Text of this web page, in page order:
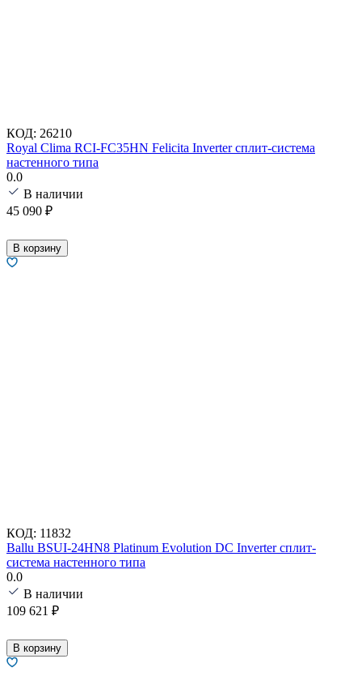
КОД: 26210
Royal Clima RCI-FC35HN Felicita Inverter сплит-система
настенного типа
0.0
В наличии
45 090 ₽
В корзину
КОД: 11832
Ballu BSUI-24HN8 Platinum Evolution DC Inverter сплит-
система настенного типа
0.0
В наличии
109 621 ₽
В корзину